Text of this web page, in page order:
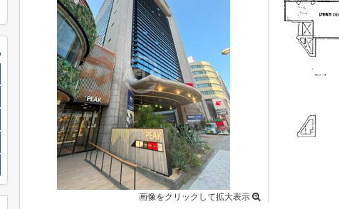
画像をクリックして拡大表示